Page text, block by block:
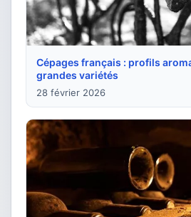
Cépages français : profils
grandes variétés
28 février 2026